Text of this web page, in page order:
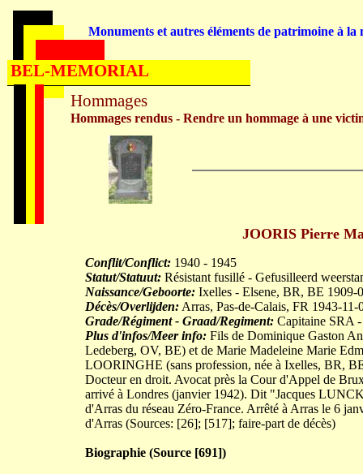
JOORIS Pierre
Conflit/Conflict: 1940 - 1945
Statut/Statuut: Résistant fusillé - Gefusilleerd
Naissance/Geboorte: Ixelles - Elsene, BR, BE 1909-
Décès/Overlijden: Arras, Pas-de-Calais, FR 1943-11-
Grade/Régiment - Graad/Regiment: Capitaine SRA
Plus d'infos/Meer info: Fils de Dominique Gaston
Ledeberg, OV, BE) et de Marie Madeleine Marie
LOORINGHE (sans profession, née à Ixelles, BR,
Docteur en droit. Avocat près la Cour d'Appel de
arrivé à Londres (janvier 1942). Dit "Jacques
d'Arras du réseau Zéro-France. Arrêté à Arras le 6
d'Arras (Sources: [26]; [517]; faire-part de décès)
Biographie (Source [691])
Hommages
Hommages rendus - Rendre un hommage à une
Monuments et autres éléments de patrimoine à la
BEL-MEMORIAL